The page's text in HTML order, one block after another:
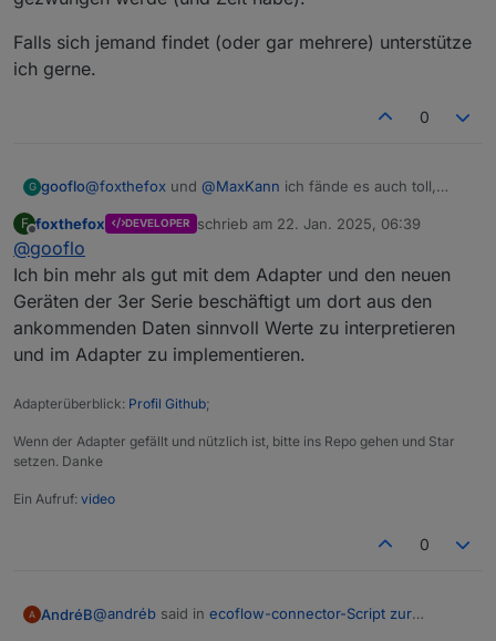
aber Delta2Max.
Ggf. wird ein "lifeSign" oder "keepAlive" versendet,
was die Geräte dann zum Anlass nehmen die Daten
weiter zu posten. Das würde aber bedeuten, daß die
Beim Analysieren von DeltaPro3 Telegrammen sind
Falls sich jemand findet (oder gar mehrere) unterstütze
ich gerne.
0
G gooflo@foxthefox und @MaxKann ich fände es auch toll,
dafür Zeit?
Bei mir läuft zum Glück noch alles normal auch ohne
d.h. ich würde wohl erst aktiv werden, wenn ich dazu
gezwungen werde (und Zeit habe).
Falls sich jemand findet (oder gar mehrere) unterstütze
ich gerne.
F
Offline
foxthefox DEVELOPER schrieb am 22. Jan. 2025, 06:39
zuletzt editiert von
@gooflo
Ich bin mehr als gut mit dem Adapter und den neuen
Geräten der 3er Serie beschäftigt um dort aus den
ankommenden Daten sinnvoll Werte zu interpretieren
und im Adapter zu implementieren.
Adapterüberblick: Profil Github;
Wenn der Adapter gefällt und nützlich ist, bitte ins Repo gehen und Star
setzen. Danke
Ein Aufruf: video
0
AndréB@andréb said in ecoflow-connector-Script zur